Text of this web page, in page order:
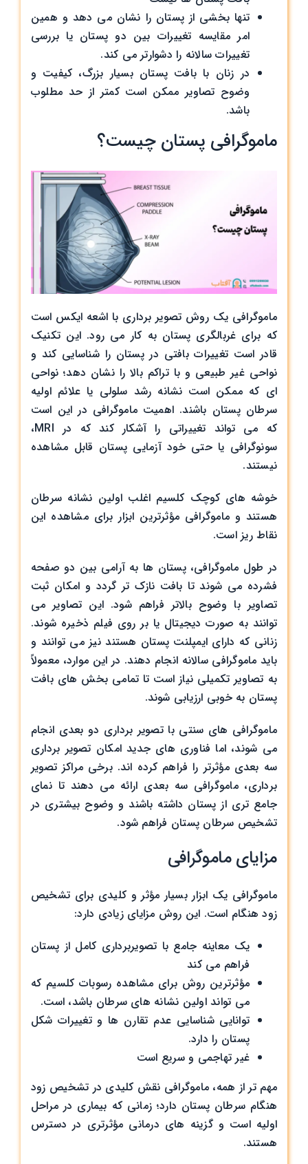
تنها بخشی از پستان را نشان می ‌دهد و همین
امر مقایسه تغییرات بین دو پستان یا بررسی
تغییرات سالانه را دشوارتر می‌ کند.
در زنان با بافت پستان بسیار بزرگ، کیفیت و
وضوح تصاویر ممکن است کمتر از حد مطلوب
باشد.
ماموگرافی پستان چیست؟
ماموگرافی یک روش تصویر برداری با اشعه ایکس است
که برای غربالگری پستان به‌ کار می ‌رود. این تکنیک
قادر است تغییرات بافتی در پستان را شناسایی کند و
نواحی غیر طبیعی و با تراکم بالا را نشان دهد؛ نواحی
‌ای که ممکن است نشانه رشد سلولی یا علائم اولیه
سرطان پستان باشند. اهمیت ماموگرافی در این است
که می ‌تواند تغییراتی را آشکار کند که در MRI،
سونوگرافی یا حتی خود آزمایی پستان قابل مشاهده
نیستند.
خوشه ‌های کوچک کلسیم اغلب اولین نشانه سرطان
هستند و ماموگرافی مؤثرترین ابزار برای مشاهده این
نقاط ریز است.
در طول ماموگرافی، پستان ‌ها به ‌آرامی بین دو صفحه
فشرده می ‌شوند تا بافت نازک ‌تر گردد و امکان ثبت
تصاویر با وضوح بالاتر فراهم شود. این تصاویر می
‌توانند به‌ صورت دیجیتال یا بر روی فیلم ذخیره شوند.
زنانی که دارای ایمپلنت پستان هستند نیز می ‌توانند و
باید ماموگرافی سالانه انجام دهند. در این موارد، معمولاً
به تصاویر تکمیلی نیاز است تا تمامی بخش‌ های بافت
پستان به ‌خوبی ارزیابی شوند.
ماموگرافی های سنتی با تصویر برداری دو بعدی انجام
می‌ شوند، اما فناوری‌ های جدید امکان تصویر برداری
سه‌ بعدی مؤثرتر را فراهم کرده ‌اند. برخی مراکز تصویر
برداری، ماموگرافی سه ‌بعدی ارائه می‌ دهند تا نمای
جامع ‌تری از پستان داشته باشند و وضوح بیشتری در
تشخیص سرطان پستان فراهم شود.
مزایای ماموگرافی
ماموگرافی یک ابزار بسیار مؤثر و کلیدی برای تشخیص
زود هنگام است. این روش مزایای زیادی دارد:
یک معاینه جامع با تصویربرداری کامل از پستان
فراهم می کند
مؤثرترین روش برای مشاهده رسوبات کلسیم که
می‌ تواند اولین نشانه‌ های سرطان باشد، است.
توانایی شناسایی عدم تقارن ‌ها و تغییرات شکل
پستان را دارد.
غیر تهاجمی و سریع است
مهم ‌تر از همه، ماموگرافی نقش کلیدی در تشخیص زود
هنگام سرطان پستان دارد؛ زمانی که بیماری در مراحل
اولیه است و گزینه ‌های درمانی مؤثرتری در دسترس
هستند.